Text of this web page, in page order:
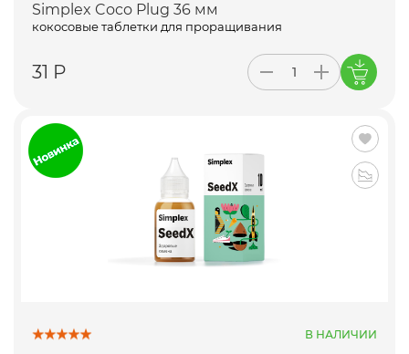
Simplex Coco Plug 36 мм
кокосовые таблетки для проращивания
31 Р
В НАЛИЧИИ